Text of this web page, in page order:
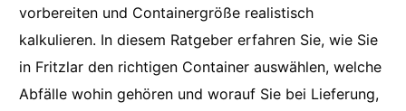
vorbereiten und Containergröße realistisch
kalkulieren. In diesem Ratgeber erfahren Sie, wie Sie
in Fritzlar den richtigen Container auswählen, welche
Abfälle wohin gehören und worauf Sie bei Lieferung,